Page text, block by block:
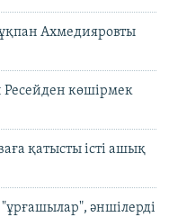
Ахмедияровты
Ресейден көшірмек
қатысты істі ашық
"ұрғашылар", әншілерді